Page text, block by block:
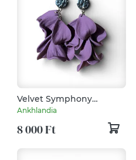
Velvet Symphony
fülbevaló Áfonya
Ankhlandia
8 000 Ft